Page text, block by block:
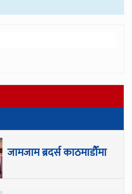
जामजाम ब्रदर्स काठमाडौँमा